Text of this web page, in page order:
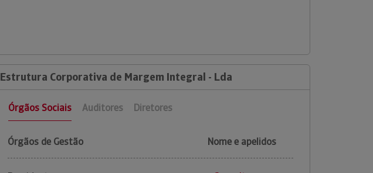
Estrutura Corporativa de Margem Integral - Lda
Órgãos Sociais Auditores Diretores
Órgãos de Gestão Nome e apelidos